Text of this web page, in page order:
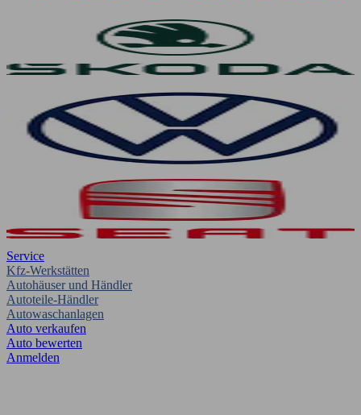
Service
Kfz-Werkstätten
Autohäuser und Händler
Autoteile-Händler
Autowaschanlagen
Auto verkaufen
Auto bewerten
Anmelden